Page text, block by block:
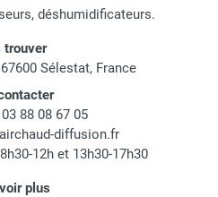
déshumidificateurs.
trouver
Sélestat, France
03 88 08 67 05
diffusion.fr
12h et 13h30-17h30
plus